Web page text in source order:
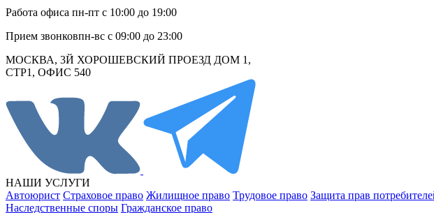
Работа офиса пн-пт с 10:00 до 19:00
Прием звонковпн-вс с 09:00 до 23:00
МОСКВА, 3Й ХОРОШЕВСКИЙ ПРОЕЗД ДОМ 1,
СТР1, ОФИС 540
НАШИ УСЛУГИ
Автоюрист Страховое право Жилищное право Трудовое право Защита прав
Наследственные споры Гражданское право